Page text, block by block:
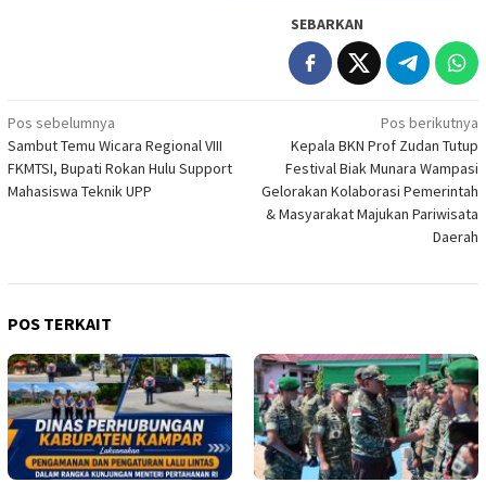
SEBARKAN
Navigasi
pos
Pos sebelumnya
Sambut Temu Wicara Regional VIII
FKMTSI, Bupati Rokan Hulu Support
Mahasiswa Teknik UPP
Pos berikutnya
Kepala BKN Prof Zudan Tutup
Festival Biak Munara Wampasi
Gelorakan Kolaborasi Pemerintah
& Masyarakat Majukan Pariwisata
Daerah
POS TERKAIT